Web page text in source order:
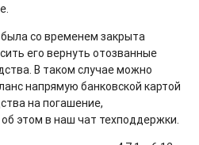
со временем закрыта
его вернуть отозванные
В таком случае можно
напрямую банковской картой
на погашение,
этом в наш чат техподдержки.